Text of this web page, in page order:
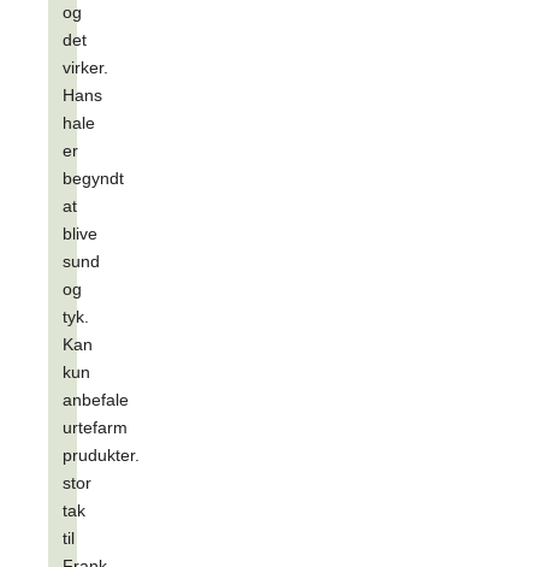
og
det
virker.
Hans
hale
er
begyndt
at
blive
sund
og
tyk.
Kan
kun
anbefale
urtefarm
prudukter.
stor
tak
til